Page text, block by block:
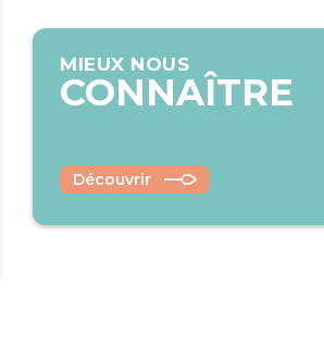
MIEUX NOUS
CONNAÎTRE
Découvrir